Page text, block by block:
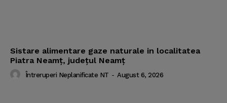
Sistare alimentare gaze naturale in localitatea
Piatra Neamț, județul Neamț
Întreruperi Neplanificate NT - August 6, 2026